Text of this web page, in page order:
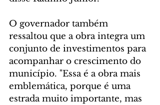
O governador também
ressaltou que a obra integra um
conjunto de investimentos para
acompanhar o crescimento do
município. "Essa é a obra mais
emblemática, porque é uma
estrada muito importante, mas